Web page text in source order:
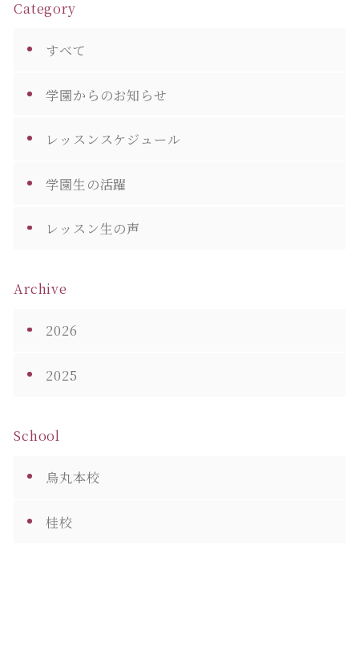
Category
すべて
学園からのお知らせ
レッスンスケジュール
学園生の活躍
レッスン生の声
Archive
2026
2025
School
烏丸本校
桂校